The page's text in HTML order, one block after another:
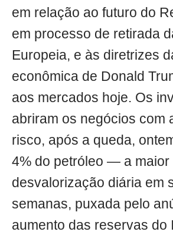
em relação ao futuro do
em processo de retirada
Europeia, e às diretrizes
econômica de Donald
aos mercados hoje. Os
abriram os negócios com
risco, após a queda,
4% do petróleo — a maior
desvalorização diária em
semanas, puxada pelo
aumento das reservas do